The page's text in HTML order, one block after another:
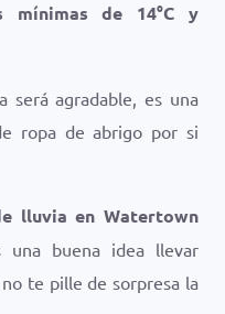
mínimas de 14°C y
será agradable, es una
ropa de abrigo por si
lluvia en Watertown
buena idea llevar
te pille de sorpresa la